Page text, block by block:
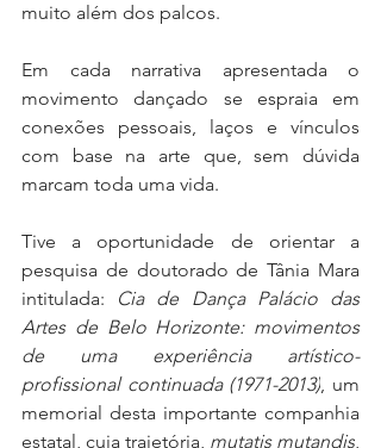
muito além dos palcos.
Em cada narrativa apresentada o
movimento dançado se espraia em
conexões pessoais, laços e vínculos
com base na arte que, sem dúvida
marcam toda uma vida.
Tive a oportunidade de orientar a
pesquisa de doutorado de Tânia Mara
intitulada: Cia de Dança Palácio das
Artes de Belo Horizonte: movimentos
de uma experiência artístico-
profissional continuada (1971-2013), um
memorial desta importante companhia
estatal, cuja trajetória, mutatis mutandis,